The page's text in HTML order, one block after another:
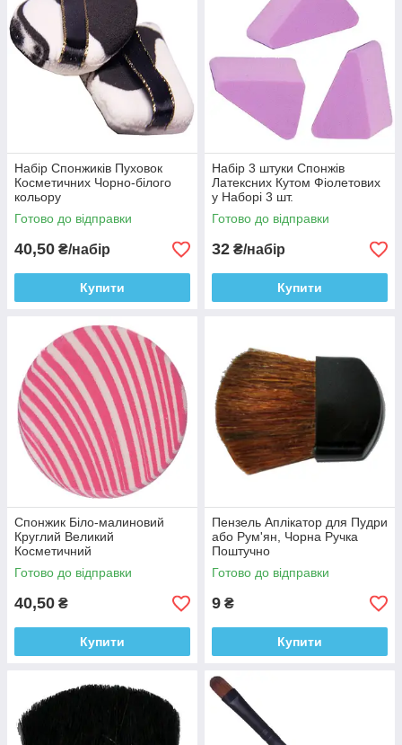
Набір Спонжиків Пуховок
Косметичних Чорно-білого
кольору
Готово до відправки
40,50 ₴/набір
Купити
Набір 3 штуки Спонжів
Латексних Кутом Фіолетових
у Наборі 3 шт.
Готово до відправки
32 ₴/набір
Купити
Спонжик Біло-малиновий
Круглий Великий
Косметичний
Готово до відправки
40,50 ₴
Купити
Пензель Аплікатор для Пудри
або Рум'ян, Чорна Ручка
Поштучно
Готово до відправки
9 ₴
Купити